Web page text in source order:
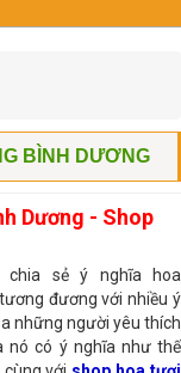
BÌNH DƯƠNG
Dương - Shop
chia sẻ ý nghĩa hoa
đương với nhiều ý
những người yêu thích
nó có ý nghĩa như thế